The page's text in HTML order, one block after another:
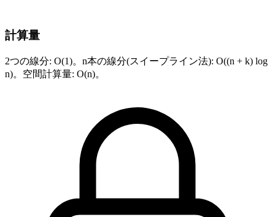
計算量
2つの線分: O(1)。n本の線分(スイープライン法): O((n + k) log
n)。空間計算量: O(n)。